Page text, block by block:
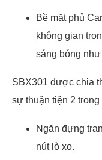
Bề mặt phủ
không gian
sáng bóng
SBX301 được chia
sự thuận tiện 2 trong
Ngăn đựng
nút lò xo.